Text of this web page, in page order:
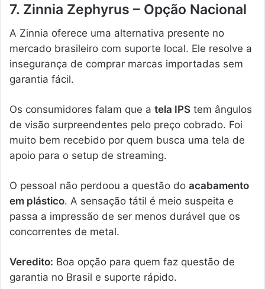
7. Zinnia Zephyrus – Opção Nacional
A Zinnia oferece uma alternativa presente no
mercado brasileiro com suporte local. Ele resolve a
insegurança de comprar marcas importadas sem
garantia fácil.
Os consumidores falam que a tela IPS tem ângulos
de visão surpreendentes pelo preço cobrado. Foi
muito bem recebido por quem busca uma tela de
apoio para o setup de streaming.
O pessoal não perdoou a questão do acabamento
em plástico. A sensação tátil é meio suspeita e
passa a impressão de ser menos durável que os
concorrentes de metal.
Veredito: Boa opção para quem faz questão de
garantia no Brasil e suporte rápido.